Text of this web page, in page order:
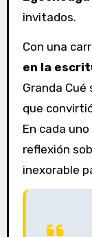
invitados.
Con una
en la
Granda Cué
que
En cada
reflexión
inexorable